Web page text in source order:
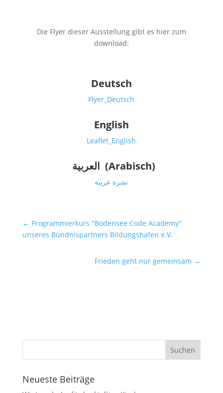
Die Flyer dieser Ausstellung gibt es hier zum
download:
Deutsch
Flyer_Deutsch
English
Leaflet_English
العربية(Arabisch)
نشرة عربية
← Programmierkurs "Bodensee Code Academy"
unseres Bündnispartners Bildungshafen e.V.
Frieden geht nur gemeinsam →
Neueste Beiträge